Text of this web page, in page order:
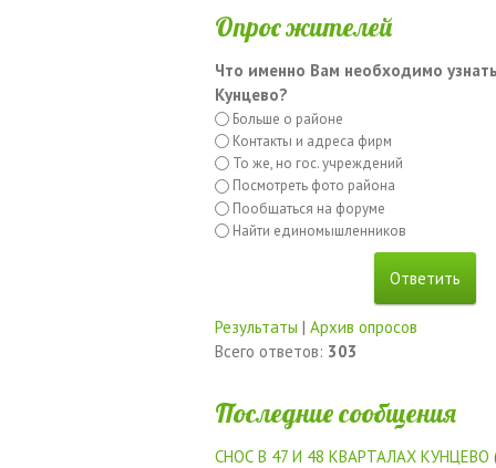
Опрос жителей
Что именно Вам необходимо
Кунцево?
Больше о районе
Контакты и адреса фирм
То же, но гос. учреждений
Посмотреть фото района
Пообщаться на форуме
Найти единомышленников
Результаты | Архив опросов
Всего ответов: 303
Последние сообщения
СНОС В 47 И 48 КВАРТАЛАХ КУНЦЕВО